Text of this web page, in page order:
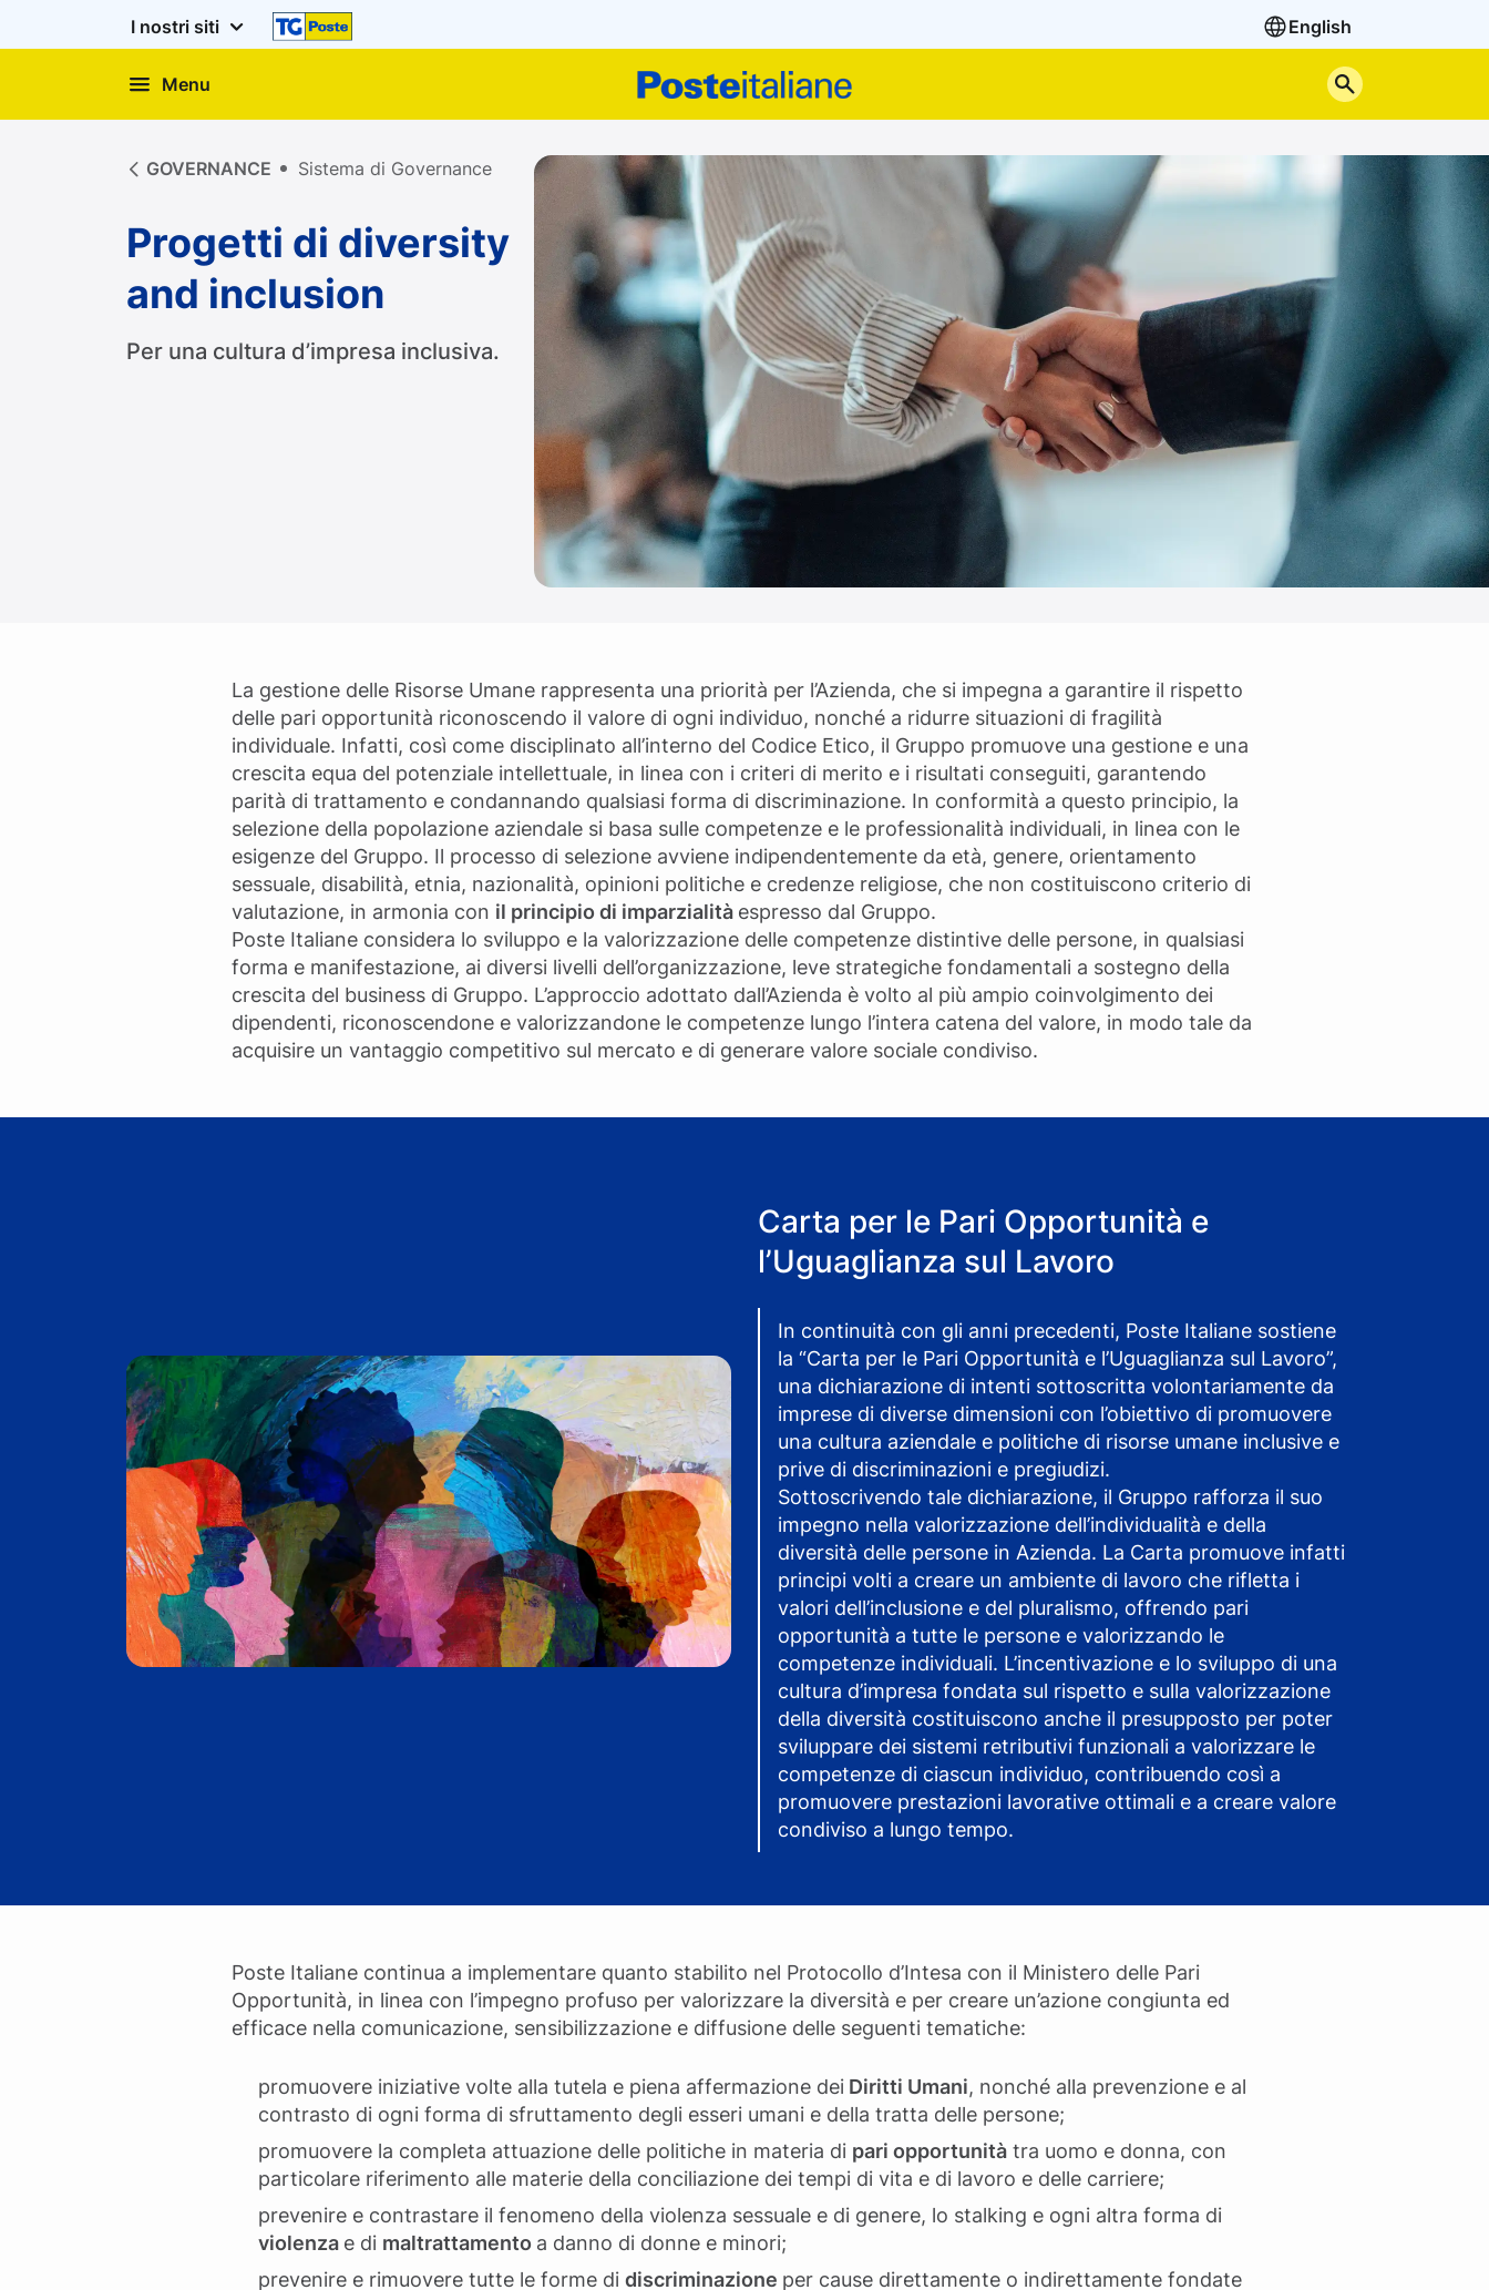
I nostri siti English
Menu Cerca nel sito
Progetti di diversity and inclusion
GOVERNANCE Sistema di Governance
Progetti di diversity
and inclusion
Per una cultura d’impresa inclusiva.
La gestione delle Risorse Umane rappresenta una priorità per l’Azienda, che si impegna a garantire il rispetto
delle pari opportunità riconoscendo il valore di ogni individuo, nonché a ridurre situazioni di fragilità
individuale. Infatti, così come disciplinato all’interno del Codice Etico, il Gruppo promuove una gestione e una
crescita equa del potenziale intellettuale, in linea con i criteri di merito e i risultati conseguiti, garantendo
parità di trattamento e condannando qualsiasi forma di discriminazione. In conformità a questo principio, la
selezione della popolazione aziendale si basa sulle competenze e le professionalità individuali, in linea con le
esigenze del Gruppo. Il processo di selezione avviene indipendentemente da età, genere, orientamento
sessuale, disabilità, etnia, nazionalità, opinioni politiche e credenze religiose, che non costituiscono criterio di
valutazione, in armonia con il principio di imparzialità espresso dal Gruppo.
Poste Italiane considera lo sviluppo e la valorizzazione delle competenze distintive delle persone, in qualsiasi
forma e manifestazione, ai diversi livelli dell’organizzazione, leve strategiche fondamentali a sostegno della
crescita del business di Gruppo. L’approccio adottato dall’Azienda è volto al più ampio coinvolgimento dei
dipendenti, riconoscendone e valorizzandone le competenze lungo l’intera catena del valore, in modo tale da
acquisire un vantaggio competitivo sul mercato e di generare valore sociale condiviso.
Carta per le Pari Opportunità e
l’Uguaglianza sul Lavoro
In continuità con gli anni precedenti, Poste Italiane sostiene
la “Carta per le Pari Opportunità e l’Uguaglianza sul Lavoro”,
una dichiarazione di intenti sottoscritta volontariamente da
imprese di diverse dimensioni con l’obiettivo di promuovere
una cultura aziendale e politiche di risorse umane inclusive e
prive di discriminazioni e pregiudizi.
Sottoscrivendo tale dichiarazione, il Gruppo rafforza il suo
impegno nella valorizzazione dell’individualità e della
diversità delle persone in Azienda. La Carta promuove infatti
principi volti a creare un ambiente di lavoro che rifletta i
valori dell’inclusione e del pluralismo, offrendo pari
opportunità a tutte le persone e valorizzando le
competenze individuali. L’incentivazione e lo sviluppo di una
cultura d’impresa fondata sul rispetto e sulla valorizzazione
della diversità costituiscono anche il presupposto per poter
sviluppare dei sistemi retributivi funzionali a valorizzare le
competenze di ciascun individuo, contribuendo così a
promuovere prestazioni lavorative ottimali e a creare valore
condiviso a lungo tempo.
Poste Italiane continua a implementare quanto stabilito nel Protocollo d’Intesa con il Ministero delle Pari
Opportunità, in linea con l’impegno profuso per valorizzare la diversità e per creare un’azione congiunta ed
efficace nella comunicazione, sensibilizzazione e diffusione delle seguenti tematiche:
promuovere iniziative volte alla tutela e piena affermazione dei Diritti Umani, nonché alla prevenzione e al
contrasto di ogni forma di sfruttamento degli esseri umani e della tratta delle persone;
promuovere la completa attuazione delle politiche in materia di pari opportunità tra uomo e donna, con
particolare riferimento alle materie della conciliazione dei tempi di vita e di lavoro e delle carriere;
prevenire e contrastare il fenomeno della violenza sessuale e di genere, lo stalking e ogni altra forma di
violenza e di maltrattamento a danno di donne e minori;
prevenire e rimuovere tutte le forme di discriminazione per cause direttamente o indirettamente fondate